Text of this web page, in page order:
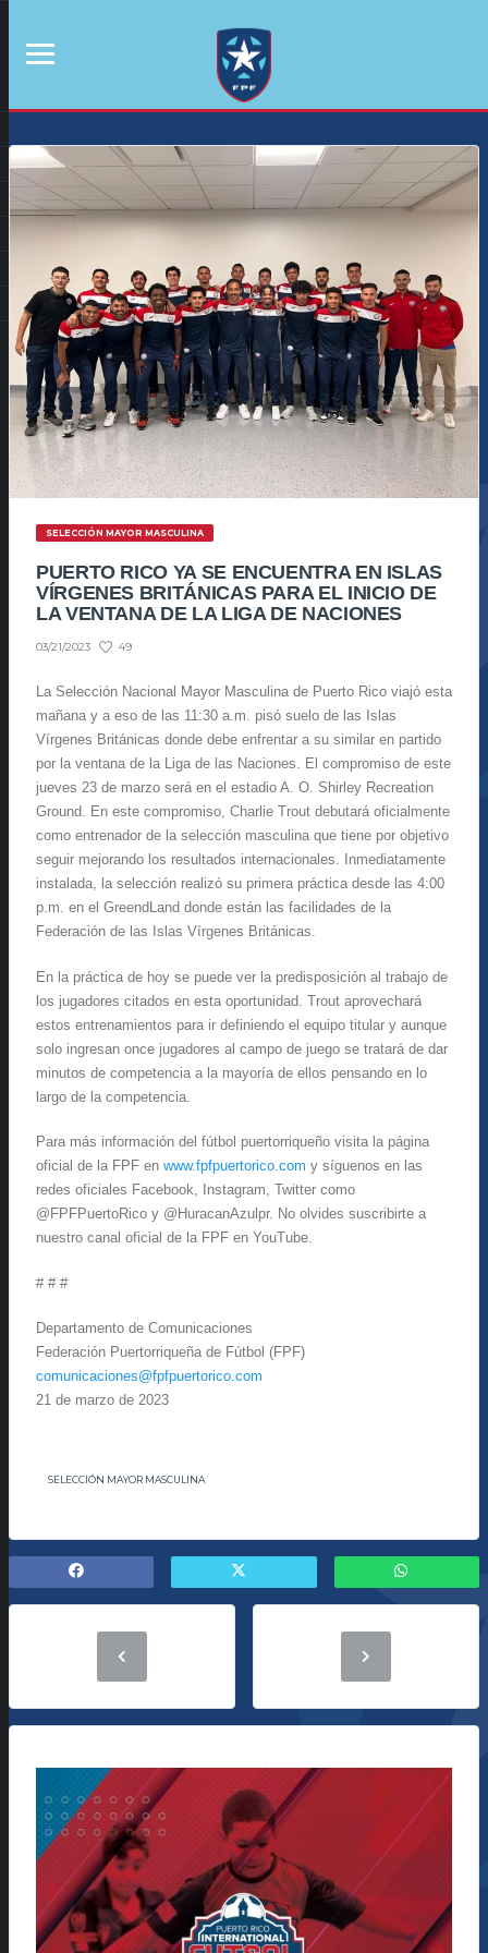
SELECCIÓN MAYOR MASCULINA
PUERTO RICO YA SE ENCUENTRA EN ISLAS
VÍRGENES BRITÁNICAS PARA EL INICIO DE
LA VENTANA DE LA LIGA DE NACIONES
03/21/2023 49
La Selección Nacional Mayor Masculina de Puerto Rico viajó esta
mañana y a eso de las 11:30 a.m. pisó suelo de las Islas
Vírgenes Británicas donde debe enfrentar a su similar en partido
por la ventana de la Liga de las Naciones. El compromiso de este
jueves 23 de marzo será en el estadio A. O. Shirley Recreation
Ground. En este compromiso, Charlie Trout debutará oficialmente
como entrenador de la selección masculina que tiene por objetivo
seguir mejorando los resultados internacionales. Inmediatamente
instalada, la selección realizó su primera práctica desde las 4:00
p.m. en el GreendLand donde están las facilidades de la
Federación de las Islas Vírgenes Británicas.
En la práctica de hoy se puede ver la predisposición al trabajo de
los jugadores citados en esta oportunidad. Trout aprovechará
estos entrenamientos para ir definiendo el equipo titular y aunque
solo ingresan once jugadores al campo de juego se tratará de dar
minutos de competencia a la mayoría de ellos pensando en lo
largo de la competencia.
Para más información del fútbol puertorriqueño visita la página
oficial de la FPF en www.fpfpuertorico.com y síguenos en las
redes oficiales Facebook, Instagram, Twitter como
@FPFPuertoRico y @HuracanAzulpr. No olvides suscribirte a
nuestro canal oficial de la FPF en YouTube.
# # #
Departamento de Comunicaciones
Federación Puertorriqueña de Fútbol (FPF)
comunicaciones@fpfpuertorico.com
21 de marzo de 2023
SELECCIÓN MAYOR MASCULINA